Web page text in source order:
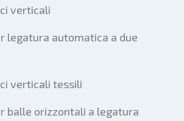
verticali
legatura automatica a due
verticali tessili
balle orizzontali a legatura